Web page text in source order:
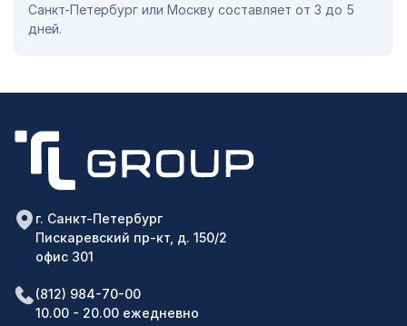
Санкт-Петербург или Москву составляет от 3 до 5
дней.
г. Санкт-Петербург
Пискаревский пр-кт, д. 150/2
офис 301
(812) 984-70-00
10.00 - 20.00 ежедневно